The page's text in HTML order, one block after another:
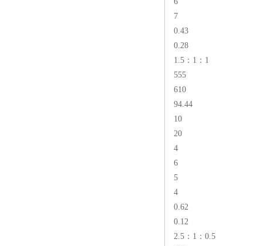
7
0.43
0.28
1.5：1：1
555
610
94.44
10
20
4
6
5
4
0.62
0.12
2.5：1：0.5